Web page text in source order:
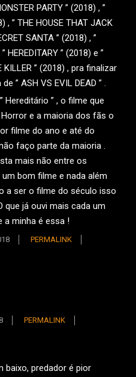
PARTY ” (2018) , ”
, ” THE HOUSE THAT JACK
SANTA ” (2018) , ”
HEREDITARY ” (2018) e ”
KILLER ” (2018) , pra finalizar
” ASH VS EVIL DEAD ” .
Hereditário ” , o filme que
e a maioria dos fãs o
filme do ano e até do
faço parte da maioria .
mais não entre os
bom filme e nada além
a ser o filme do século isso
que já ouvi mais cada um
a minha é essa !
PERMALINK
PERMALINK
baixo, predador é pior